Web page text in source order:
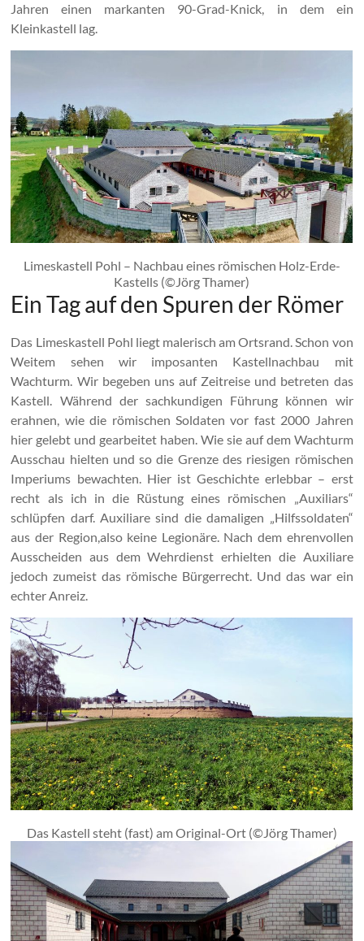
Jahren einen markanten 90-Grad-Knick, in dem ein
Kleinkastell lag.
Limeskastell Pohl – Nachbau eines römischen Holz-Erde-
Kastells (©Jörg Thamer)
Ein Tag auf den Spuren der Römer
Das Limeskastell Pohl liegt malerisch am Ortsrand. Schon von
Weitem sehen wir imposanten Kastellnachbau mit
Wachturm. Wir begeben uns auf Zeitreise und betreten das
Kastell. Während der sachkundigen Führung können wir
erahnen, wie die römischen Soldaten vor fast 2000 Jahren
hier gelebt und gearbeitet haben. Wie sie auf dem Wachturm
Ausschau hielten und so die Grenze des riesigen römischen
Imperiums bewachten. Hier ist Geschichte erlebbar – erst
recht als ich in die Rüstung eines römischen „Auxiliars“
schlüpfen darf. Auxiliare sind die damaligen „Hilfssoldaten“
aus der Region,also keine Legionäre. Nach dem ehrenvollen
Ausscheiden aus dem Wehrdienst erhielten die Auxiliare
jedoch zumeist das römische Bürgerrecht. Und das war ein
echter Anreiz.
Das Kastell steht (fast) am Original-Ort (©Jörg Thamer)